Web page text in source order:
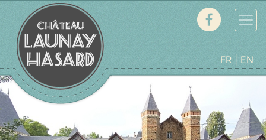
FR EN